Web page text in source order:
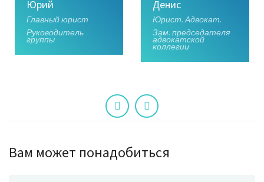
Юрий
Главный юрист
Руководитель
группы
Денис
Юрист. Адвокат.
Зам. председателя
адвокатской
коллегии
Вам может понадобиться